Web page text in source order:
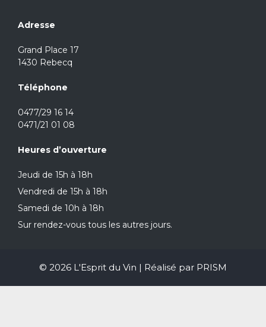
Adresse
Grand Place 17
1430 Rebecq
Téléphone
0477/29 16 14
0471/21 01 08
Heures d’ouverture
Jeudi de 15h à 18h
Vendredi de 15h à 18h
Samedi de 10h à 18h
Sur rendez-vous tous les autres jours.
© 2026 L'Esprit du Vin | Réalisé par PRISM